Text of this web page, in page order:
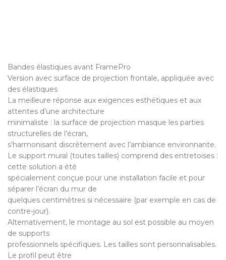
Bandes élastiques avant FramePro
Version avec surface de projection frontale, appliquée avec
des élastiques
La meilleure réponse aux exigences esthétiques et aux
attentes d’une architecture
minimaliste : la surface de projection masque les parties
structurelles de l’écran,
s’harmonisant discrètement avec l’ambiance environnante.
Le support mural (toutes tailles) comprend des entretoises :
cette solution a été
spécialement conçue pour une installation facile et pour
séparer l’écran du mur de
quelques centimètres si nécessaire (par exemple en cas de
contre-jour).
Alternativement, le montage au sol est possible au moyen
de supports
professionnels spécifiques. Les tailles sont personnalisables.
Le profil peut être